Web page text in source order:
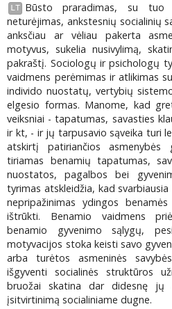
LT
Būsto praradimas, su tuo
neturėjimas, ankstesnių socialinių
anksčiau ar vėliau pakerta
motyvus, sukelia nusivylimą,
pakraštį. Sociologų ir psichologų
vaidmens perėmimas ir atlikimas
individo nuostatų, vertybių
elgesio formas. Manome, kad
veiksniai - tapatumas, savasties
ir kt, - ir jų tarpusavio sąveika turi
atskirtį patiriančios asmenybės
tiriamas benamių tapatumas,
nuostatos, pagalbos bei
tyrimas atskleidžia, kad
nepripažinimas ydingos
ištrūkti. Benamio vaidmens
benamio gyvenimo sąlygų,
motyvacijos stoka keisti savo
arba turėtos asmeninės
išgyventi socialinės struktūros
bruožai skatina dar didesnę jų
įsitvirtinimą socialiniame dugne.